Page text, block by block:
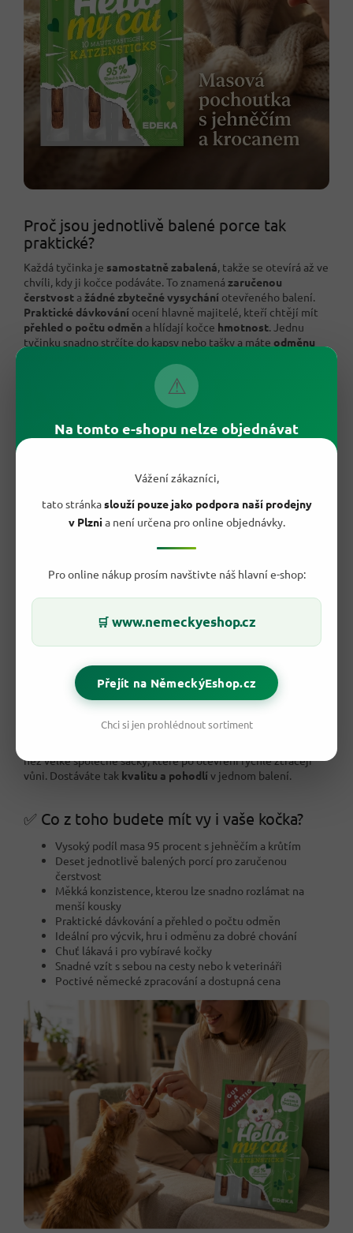
⚠
Na tomto e-shopu nelze objednávat
Vážení zákazníci,
tato stránkaslouží pouze jako podpora naší prodejny
v Plznia není určena pro online objednávky.
Pro online nákup prosím navštivte náš hlavní e-shop:
🛒 www.nemeckyeshop.cz
Přejít na NěmeckýEshop.cz
Chci si jen prohlédnout sortiment
Proč jsou jednotlivě balené porce tak
praktické?
Každá tyčinka je samostatně zabalená, takže se otevírá až ve
chvíli, kdy ji kočce podáváte. To znamená zaručenou
čerstvost a žádné zbytečné vysychání otevřeného balení.
Praktické dávkování ocení hlavně majitelé, kteří chtějí mít
přehled o počtu odměn a hlídají kočce hmotnost. Jednu
tyčinku snadno strčíte do kapsy nebo tašky a máte odměnu
⚖️ Jak si stojí oproti běžným pamlskům pro
Oproti běžným pamlskům z regálu supermarketu nabízejí
G&G tyčinky vyšší podíl masaapoctivé německé
obilovin - hlavní roli tu hrajemaso a živočišné složky
než velké společné sáčky, které po otevření rychle ztrácejí
vůni. Dostáváte tak kvalitu a pohodlí v jednom balení.
✅ Co z toho budete mít vy i vaše kočka?
Vysoký podíl masa 95 procent s jehněčím a krůtím
Deset jednotlivě balených porcí pro zaručenou
čerstvost
Měkká konzistence, kterou lze snadno rozlámat na
menší kousky
Praktické dávkování a přehled o počtu odměn
Ideální pro výcvik, hru i odměnu za dobré chování
Chuť lákavá i pro vybíravé kočky
Snadné vzít s sebou na cesty nebo k veterináři
Poctivé německé zpracování a dostupná cena